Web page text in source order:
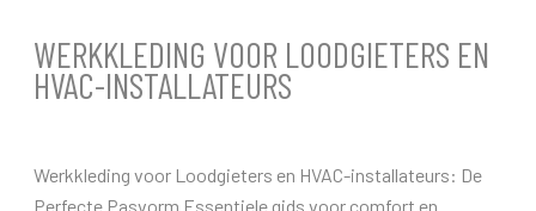
WERKKLEDING VOOR LOODGIETERS EN
HVAC-INSTALLATEURS
Werkkleding voor Loodgieters en HVAC-installateurs: De
Perfecte Pasvorm Essentiele gids voor comfort en